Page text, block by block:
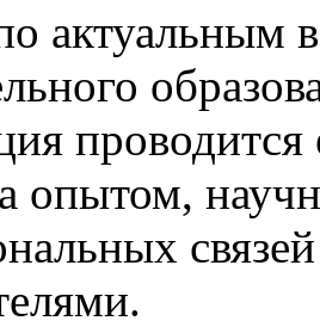
актуальным
опытом,